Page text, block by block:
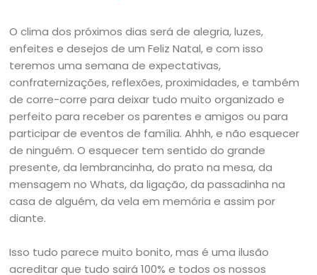
O clima dos próximos dias será de alegria, luzes,
enfeites e desejos de um Feliz Natal, e com isso
teremos uma semana de expectativas,
confraternizações, reflexões, proximidades, e também
de corre-corre para deixar tudo muito organizado e
perfeito para receber os parentes e amigos ou para
participar de eventos de família. Ahhh, e não esquecer
de ninguém. O esquecer tem sentido do grande
presente, da lembrancinha, do prato na mesa, da
mensagem no Whats, da ligação, da passadinha na
casa de alguém, da vela em memória e assim por
diante.
Isso tudo parece muito bonito, mas é uma ilusão
acreditar que tudo sairá 100% e todos os nossos